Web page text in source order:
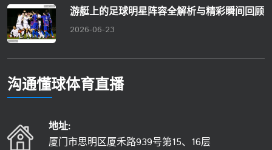
游艇上的足球明星阵容全解析与精彩瞬间回顾
2026-06-23
沟通懂球体育直播
地址:
厦门市思明区厦禾路939号第15、16层